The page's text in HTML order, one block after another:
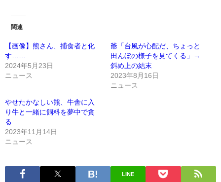
関連
【画像】熊さん、捕食者と化
す……
2024年5月23日
ニュース
爺「台風が心配だ、ちょっと
田んぼの様子を見てくる」→
斜め上の結末
2023年8月16日
ニュース
やせたかなしい熊、牛舎に入
り牛と一緒に飼料を夢中で貪
る
2023年11月14日
ニュース
LINE